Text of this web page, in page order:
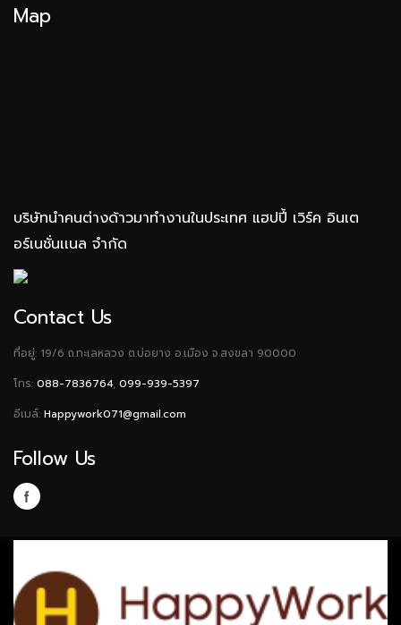
Map
บริษัทนำคนต่างด้าวมาทำงานในประเทศ แฮปปี้ เวิร์ค อินเต
อร์เนชั่นเเนล จำกัด
Contact Us
ที่อยู่: 19/6 ถ.ทะเลหลวง ต.บ่อยาง อ.เมือง จ.สงขลา 90000
โทร: 088-7836764, 099-939-5397
อีเมล์: Happywork071@gmail.com
Follow Us